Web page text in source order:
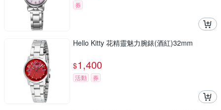
券
Hello Kitty 花精靈魅力腕錶(酒紅)32mm
$1,400
活動 券